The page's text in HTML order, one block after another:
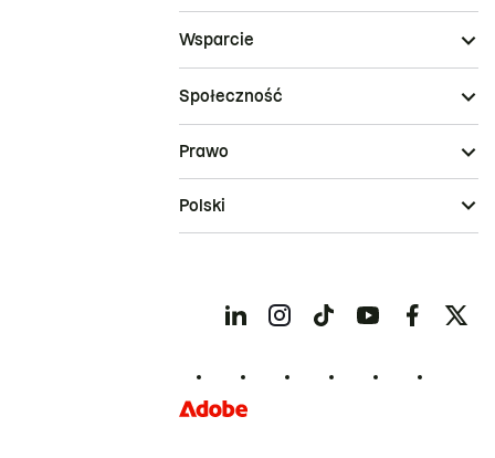
Wsparcie
Społeczność
Prawo
Polski